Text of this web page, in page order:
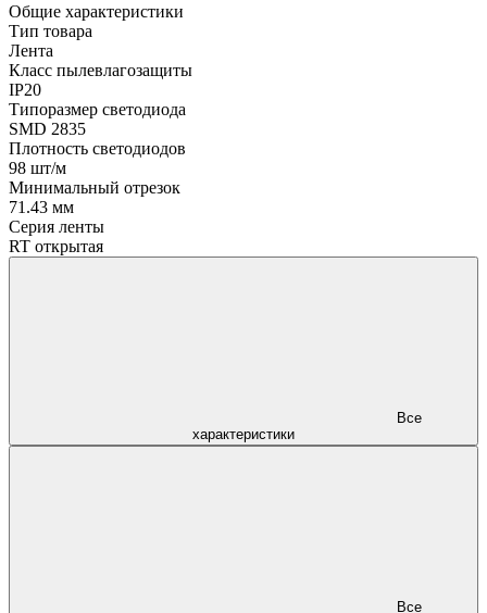
Общие характеристики
Тип товара
Лента
Класс пылевлагозащиты
IP20
Типоразмер светодиода
SMD 2835
Плотность светодиодов
98 шт/м
Минимальный отрезок
71.43 мм
Серия ленты
RT открытая
характеристики